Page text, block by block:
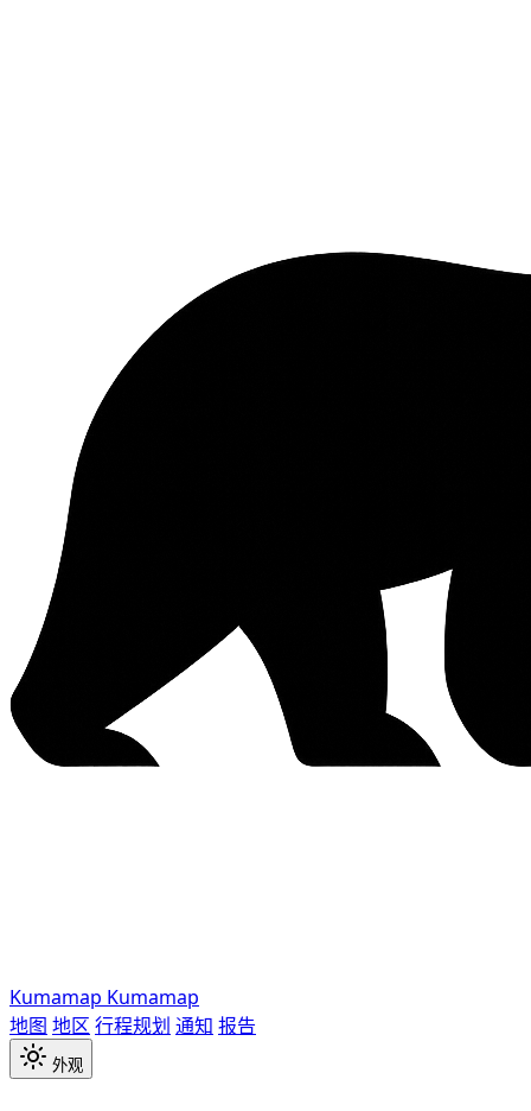
Kumamap Kumamap
地图 地区 行程规划 通知 报告
外观